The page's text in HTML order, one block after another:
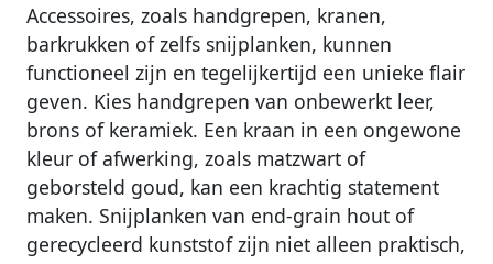
Accessoires, zoals handgrepen, kranen,
barkrukken of zelfs snijplanken, kunnen
functioneel zijn en tegelijkertijd een unieke flair
geven. Kies handgrepen van onbewerkt leer,
brons of keramiek. Een kraan in een ongewone
kleur of afwerking, zoals matzwart of
geborsteld goud, kan een krachtig statement
maken. Snijplanken van end-grain hout of
gerecycleerd kunststof zijn niet alleen praktisch,